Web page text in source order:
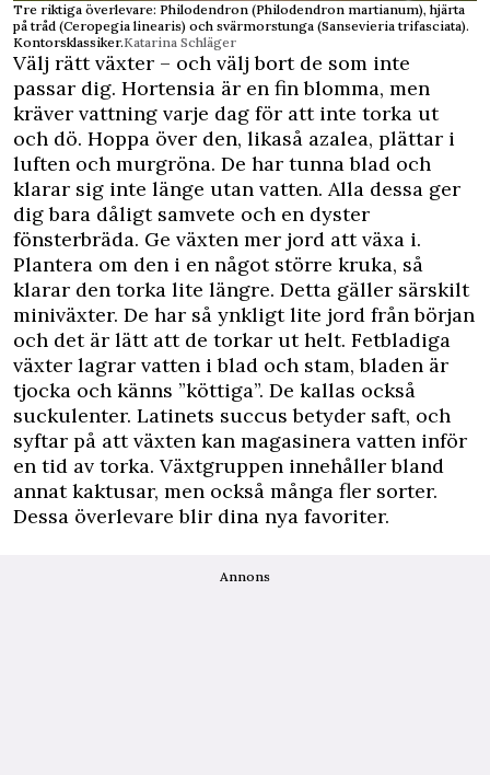
Tre riktiga överlevare: Philodendron (Philodendron martianum), hjärta
på tråd (Ceropegia linearis) och svärmorstunga (Sansevieria trifasciata).
Kontorsklassiker.Katarina Schläger
Välj rätt växter – och välj bort de som inte
passar dig. Hortensia är en fin blomma, men
kräver vattning varje dag för att inte torka ut
och dö. Hoppa över den, likaså azalea, plättar i
luften och murgröna. De har tunna blad och
klarar sig inte länge utan vatten. Alla dessa ger
dig bara dåligt samvete och en dyster
fönsterbräda. Ge växten mer jord att växa i.
Plantera om den i en något större kruka, så
klarar den torka lite längre. Detta gäller särskilt
miniväxter. De har så ynkligt lite jord från början
och det är lätt att de torkar ut helt. Fetbladiga
växter lagrar vatten i blad och stam, bladen är
tjocka och känns ”köttiga”. De kallas också
suckulenter. Latinets succus betyder saft, och
syftar på att växten kan magasinera vatten inför
en tid av torka. Växtgruppen innehåller bland
annat kaktusar, men också många fler sorter.
Dessa överlevare blir dina nya favoriter.
Annons